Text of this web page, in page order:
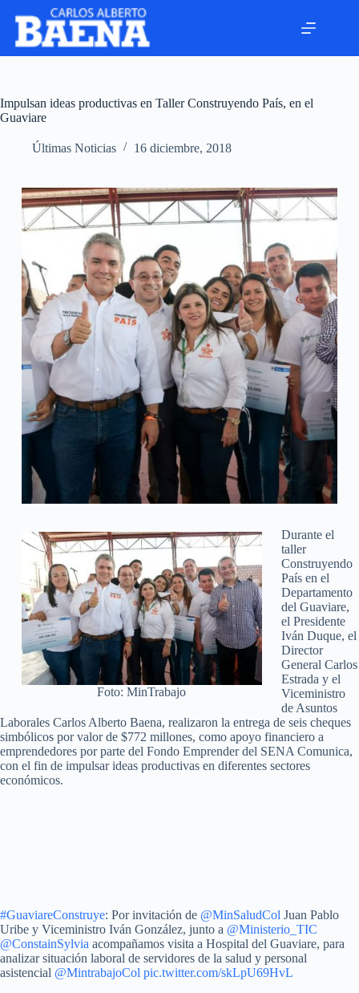
Impulsan ideas productivas en Taller Construyendo País, en el
Guaviare
Últimas Noticias 16 diciembre, 2018
Foto: MinTrabajo
Durante el
taller
Construyendo
País en el
Departamento
del Guaviare,
el Presidente
Iván Duque, el
Director
General Carlos
Estrada y el
Viceministro
de Asuntos
Laborales Carlos Alberto Baena, realizaron la entrega de seis cheques
simbólicos por valor de $772 millones, como apoyo financiero a
emprendedores por parte del Fondo Emprender del SENA Comunica,
con el fin de impulsar ideas productivas en diferentes sectores
económicos.
#GuaviareConstruye: Por invitación de @MinSaludCol Juan Pablo
Uribe y Viceministro Iván González, junto a @Ministerio_TIC
@ConstainSylvia acompañamos visita a Hospital del Guaviare, para
analizar situación laboral de servidores de la salud y personal
asistencial @MintrabajoCol pic.twitter.com/skLpU69HvL